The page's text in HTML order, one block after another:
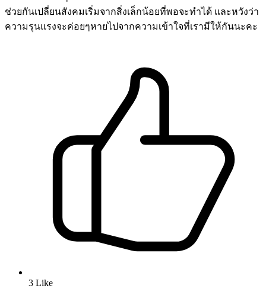
ช่วยกันเปลี่ยนสังคมเริ่มจากสิ่งเล็กน้อยที่พอจะทำได้ และหวังว่า
ความรุนแรงจะค่อยๆหายไปจากความเข้าใจที่เรามีให้กันนะคะ
3 Like